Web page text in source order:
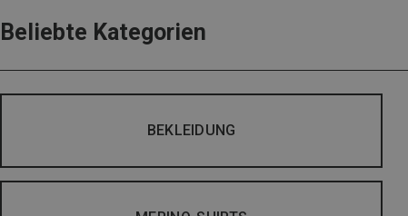
Beliebte Kategorien
BEKLEIDUNG